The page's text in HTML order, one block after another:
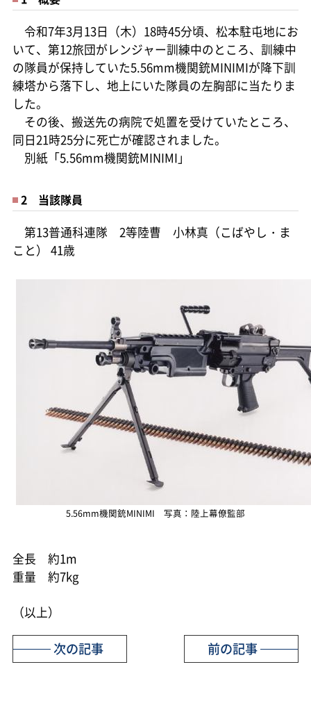
令和7年3月13日（木）18時45分頃、松本駐屯地にお
いて、第12旅団がレンジャー訓練中のところ、訓練中
の隊員が保持していた5.56mm機関銃MINIMIが降下訓
練塔から落下し、地上にいた隊員の左胸部に当たりま
した。
その後、搬送先の病院で処置を受けていたところ、
同日21時25分に死亡が確認されました。
別紙「5.56mm機関銃MINIMI」
2 当該隊員
第13普通科連隊 2等陸曹 小林真（こばやし・ま
こと） 41歳
5.56mm機関銃MINIMI 写真：陸上幕僚監部
全長 約1m
重量 約7kg
（以上）
前の記事
次の記事